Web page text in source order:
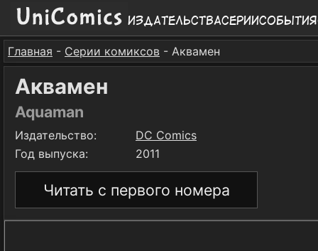
ИздательстваСерииСобытия
Главная - Серии комиксов - Аквамен
Аквамен
Aquaman
Издательство:
DC Comics
Год выпуска:
2011
Читать с первого номера